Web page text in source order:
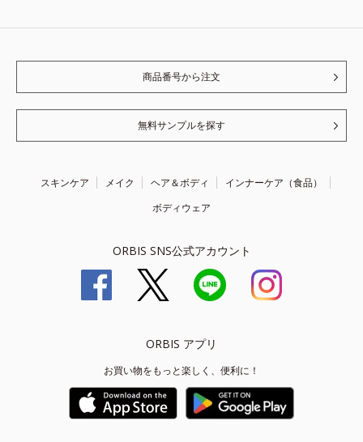
商品番号から注文
無料サンプルを探す
スキンケア メイク ヘア＆ボディ
インナーケア（食品）
ボディウェア
ORBIS SNS公式アカウント
ORBIS アプリ
お買い物をもっと楽しく、便利に！